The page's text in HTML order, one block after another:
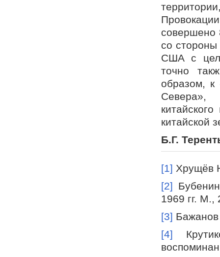
совершено
со стороны
США с
точно
образом, к
Севера»,
китайской
Б.Г.
[1] Хрущёв
[2]
1969 гг.
[3]
[4]